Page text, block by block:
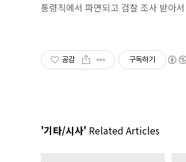
통령직에서 파면되고 검찰 조사 받아
공감 구독하기
'기타/시사' Related Articles